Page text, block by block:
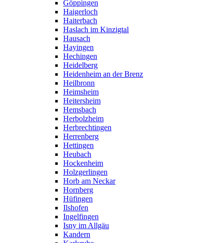
Göppingen
Haigerloch
Haiterbach
Haslach im Kinzigtal
Hausach
Hayingen
Hechingen
Heidelberg
Heidenheim an der Brenz
Heilbronn
Heimsheim
Heitersheim
Hemsbach
Herbolzheim
Herbrechtingen
Herrenberg
Hettingen
Heubach
Hockenheim
Holzgerlingen
Horb am Neckar
Hornberg
Hüfingen
Ilshofen
Ingelfingen
Isny im Allgäu
Kandern